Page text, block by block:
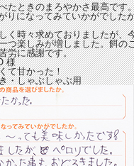
たときのまろやかさ最高です
りになってみていかがでした
く時々求めておりましたが、
つ楽しみが増しました。餌の
労に感謝です。
様
て甘かった！
・しゃぶしゃぶ用